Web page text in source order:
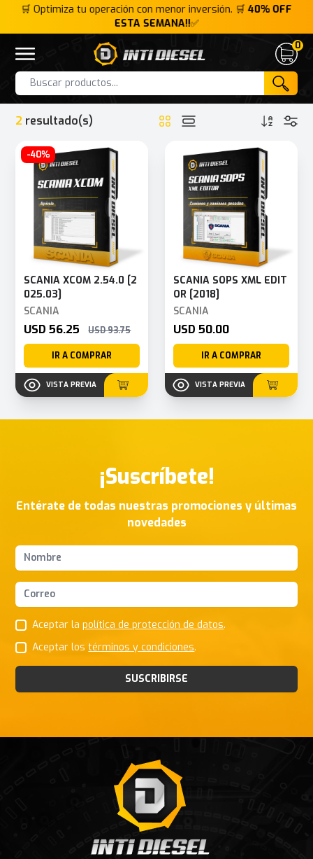
🛒 Optimiza tu operación con menor inversión. 🛒40% OFF
ESTA SEMANA!!✅
Open menu
Inti Diesel
Cart
0
HOME
INTERFACE
SCANIA VEHICLE COMMUNICATION INTERFACE 2 (VCI 2)
Products
2 resultado(s)
-40%
SCANIA XCOM 2.54.0 [2
025.03]
SCANIA
USD 56.25 USD 93.75
IR A COMPRAR
VISTA PREVIA
SCANIA SOPS XML EDIT
OR [2018]
SCANIA
USD 50.00
IR A COMPRAR
VISTA PREVIA
¡Suscríbete!
Entérate de todas nuestras promociones y últimas
novedades
Nombres y apellidos
Correo Electrónico
Aceptar lapolítica de protección de datos.
Aceptar lostérminos y condiciones.
SUSCRIBIRSE